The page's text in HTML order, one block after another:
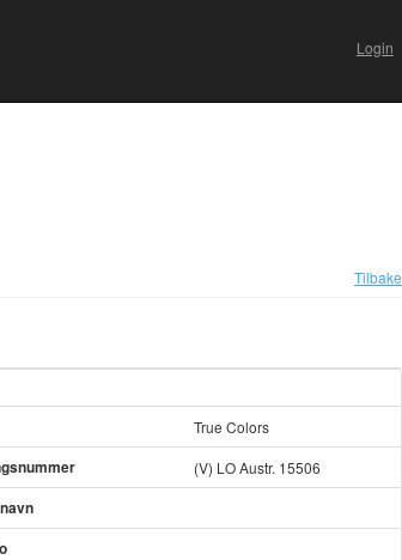
Login
Tilbake
True Colors
(V) LO Austr. 15506